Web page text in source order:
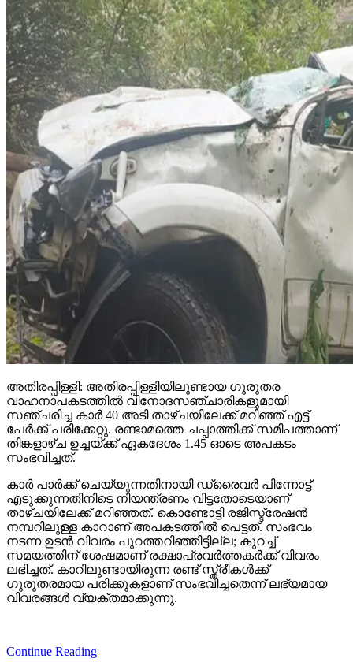
അതിരപ്പിള്ളി: അതിരപ്പിള്ളിയിലുണ്ടായ ഗുരുതര
വാഹനാപകടത്തില്‍ വിനോദസഞ്ചാരികളുമായി
സഞ്ചരിച്ച കാര്‍ 40 അടി താഴ്ചയിലേക്ക് മറിഞ്ഞ് എട്ട്
പേര്‍ക്ക് പരിക്കേറ്റു. രണ്ടാമത്തെ ചപ്പാത്തിക്ക് സമീപത്താണ്
തിങ്കളാഴ്ച ഉച്ചയ്ക്ക് ഏകദേശം 1.45 ഓടെ അപകടം
സംഭവിച്ചത്.
കാര്‍ പാര്‍ക്ക് ചെയ്യുന്നതിനായി ഡ്രൈവര്‍ പിന്നോട്ട്
എടുക്കുന്നതിനിടെ നിയന്ത്രണം വിട്ടതോടെയാണ്
താഴ്ചയിലേക്ക് മറിഞ്ഞത്. കൊണ്ടോട്ടി രജിസ്ട്രേഷന്‍
നമ്പറിലുള്ള കാറാണ് അപകടത്തില്‍ പെട്ടത്. സംഭവം
നടന്ന ഉടന്‍ വിവരം പുറത്തറിഞ്ഞിട്ടില്ല; കുറച്ച്
സമയത്തിന് ശേഷമാണ് രക്ഷാപ്രവര്‍ത്തകര്‍ക്ക് വിവരം
ലഭിച്ചത്. കാറിലുണ്ടായിരുന്ന രണ്ട് സ്ത്രീകള്‍ക്ക്
ഗുരുതരമായ പരിക്കുകളാണ് സംഭവിച്ചതെന്ന് ലഭ്യമായ
വിവരങ്ങള്‍ വ്യക്തമാക്കുന്നു.
Continue Reading